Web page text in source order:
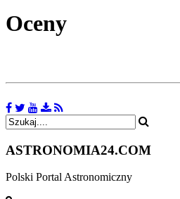
Oceny
ASTRONOMIA24.COM
Polski Portal Astronomiczny